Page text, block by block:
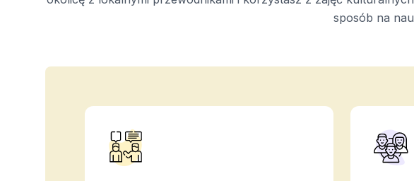
Grupowe zajęcia z języka hiszpańskiego
Lekcje prywatne
Szkoła języka hiszpańskiego w Kostaryce
Kurs intensywny i grupowy surfingu
sposób na